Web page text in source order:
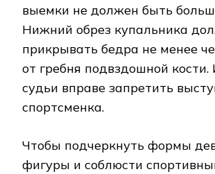
выемки не должен быть
Нижний обрез купальника
прикрывать бедра не менее
от гребня подвздошной кости.
судьи вправе запретить
спортсменка.
Чтобы подчеркнуть формы
фигуры и соблюсти